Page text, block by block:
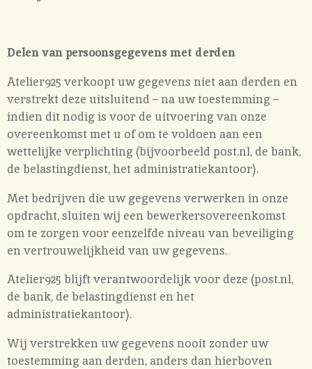
Delen van persoonsgegevens met derden
Atelier925 verkoopt uw gegevens niet aan derden en
verstrekt deze uitsluitend – na uw toestemming –
indien dit nodig is voor de uitvoering van onze
overeenkomst met u of om te voldoen aan een
wettelijke verplichting (bijvoorbeeld post.nl, de bank,
de belastingdienst, het administratiekantoor).
Met bedrijven die uw gegevens verwerken in onze
opdracht, sluiten wij een bewerkersovereenkomst
om te zorgen voor eenzelfde niveau van beveiliging
en vertrouwelijkheid van uw gegevens.
Atelier925 blijft verantwoordelijk voor deze (post.nl,
de bank, de belastingdienst en het
administratiekantoor).
Wij verstrekken uw gegevens nooit zonder uw
toestemming aan derden, anders dan hierboven